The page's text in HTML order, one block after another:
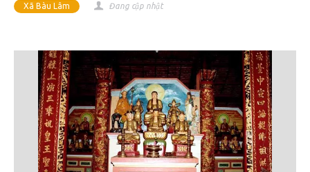
Xã Bàu Lâm Đang cập nhật